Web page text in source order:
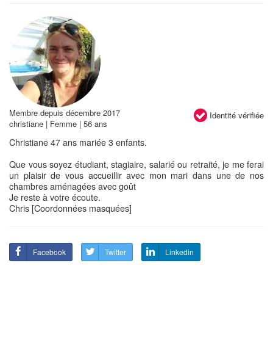
Identité vérifiée
Membre depuis décembre 2017
christiane | Femme | 56 ans
Christiane 47 ans mariée 3 enfants.
Que vous soyez étudiant, stagiaire, salarié ou retraité, je me ferai
un plaisir de vous accueillir avec mon mari dans une de nos
chambres aménagées avec goût
Je reste à votre écoute.
Chris [Coordonnées masquées]
Facebook Twitter Linkedin